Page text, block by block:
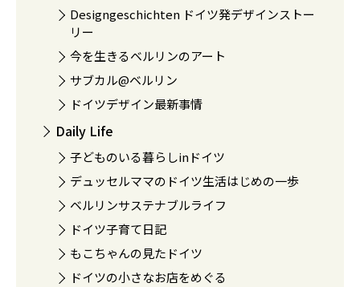
Designgeschichten ドイツ発デザインストー
リー
今を生きるベルリンのアート
サブカル@ベルリン
ドイツデザイン最新事情
Daily Life
子どものいる暮らしinドイツ
デュッセルママのドイツ生活はじめの一歩
ベルリンサステナブルライフ
ドイツ子育て日記
もこちゃんの見たドイツ
ドイツの小さなお店をめぐる